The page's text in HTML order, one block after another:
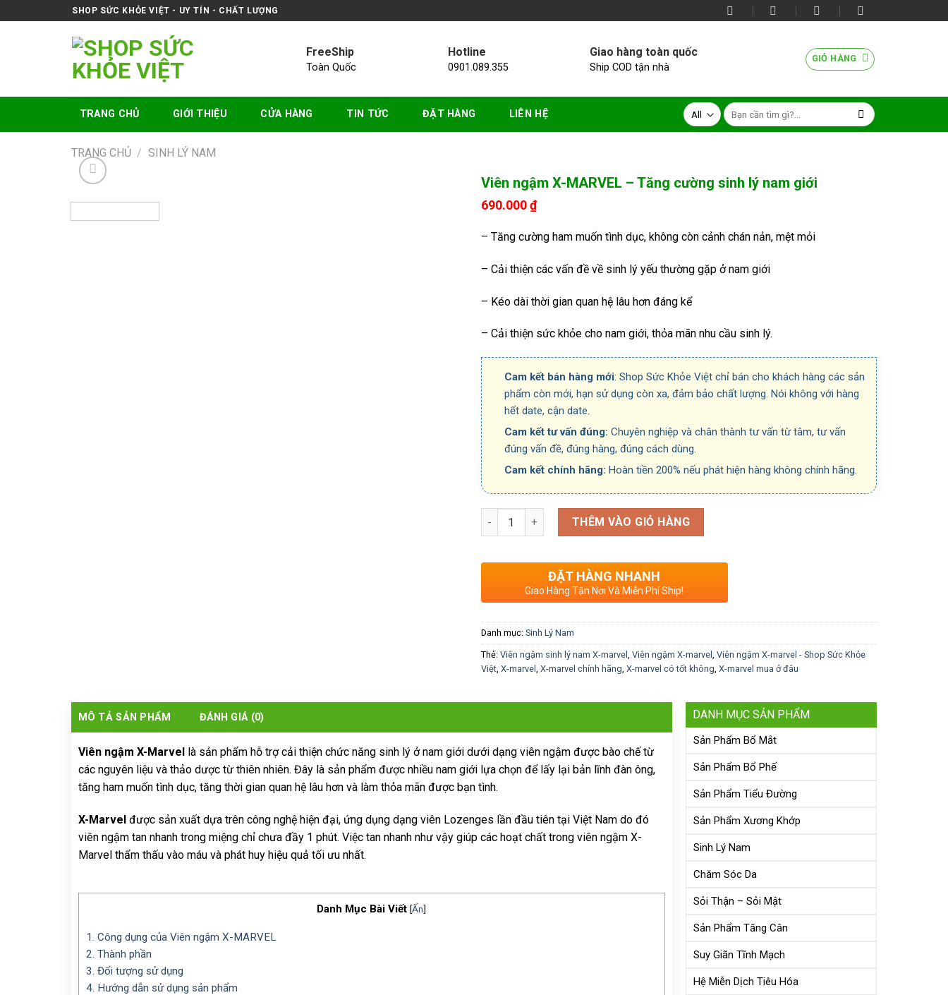
to
SHOP SỨC KHỎE VIỆT - UY TÍN - CHẤT LƯỢNG
FreeShip
Toàn Quốc
Hotline
0901.089.355
Giao hàng toàn quốc
Ship COD tận nhà
GIỎ HÀNG
TRANG CHỦ GIỚI THIỆU CỬA HÀNG TIN TỨC ĐẶT HÀNG LIÊN HỆ
TRANG CHỦ / SINH LÝ NAM
Viên ngậm X-MARVEL – Tăng cường sinh lý nam giới
690.000₫
– Tăng cường ham muốn tình dục, không còn cảnh chán nản, mệt mỏi
– Cải thiện các vấn đề về sinh lý yếu thường gặp ở nam giới
– Kéo dài thời gian quan hệ lâu hơn đáng kể
– Cải thiện sức khỏe cho nam giới, thỏa mãn nhu cầu sinh lý.
Cam kết bán hàng mới: Shop Sức Khỏe Việt chỉ bán cho khách hàng các sản
phẩm còn mới, hạn sử dụng còn xa, đảm bảo chất lượng. Nói không với hàng
hết date, cận date.
Cam kết tư vấn đúng: Chuyên nghiệp và chân thành tư vấn từ tâm, tư vấn
đúng vấn đề, đúng hàng, đúng cách dùng.
Cam kết chính hãng: Hoàn tiền 200% nếu phát hiện hàng không chính hãng.
Số lượng THÊM VÀO GIỎ HÀNG
ĐẶT HÀNG NHANH
Giao Hàng Tận Nơi Và Miễn Phí Ship!
Danh mục: Sinh Lý Nam
Thẻ: Viên ngậm sinh lý nam X-marvel Viên ngậm X-marvel Viên ngậm X-marvel - Shop Sức Khỏe
Việt, X-marvel X-marvel chính hãng X-marvel có tốt không X-marvel mua ở đâu
MÔ TẢ SẢN PHẨM ĐÁNH GIÁ (0)
Viên ngậm X-Marvellà sản phẩm hỗ trợ cải thiện chức năng sinh lý ở nam giới dưới dạng viên ngậm được bào chế từ
các nguyên liệu và thảo dược từ thiên nhiên. Đây là sản phẩm được nhiều nam giới lựa chọn để lấy lại bản lĩnh đàn ông,
tăng ham muốn tình dục, tăng thời gian quan hệ lâu hơn và làm thỏa mãn được bạn tình.
X-Marvelđược sản xuất dựa trên công nghệ hiện đại, ứng dụng dạng viên Lozenges lần đầu tiên tại Việt Nam do đó
viên ngậm tan nhanh trong miệng chỉ chưa đầy 1 phút. Việc tan nhanh như vậy giúp các hoạt chất trong viên ngậm X-
Marvel thẩm thấu vào máu và phát huy hiệu quả tối ưu nhất.
Danh Mục Bài Viết [Ẩn]
1. Công dụng của Viên ngậm X-MARVEL
2. Thành phần
3. Đối tượng sử dụng
4. Hướng dẫn sử dụng sản phẩm
DANH MỤC SẢN PHẨM
Sản Phẩm Bổ Mắt
Sản Phẩm Bổ Phế
Sản Phẩm Tiểu Đường
Sản Phẩm Xương Khớp
Sinh Lý Nam
Chăm Sóc Da
Sỏi Thận – Sỏi Mật
Sản Phẩm Tăng Cân
Suy Giãn Tĩnh Mạch
Hệ Miễn Dịch Tiêu Hóa